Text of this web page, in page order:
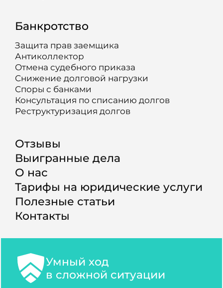
Банкротство
Защита прав заемщика
Антиколлектор
Отмена судебного приказа
Снижение долговой нагрузки
Споры с банками
Консультация по списанию долгов
Реструктуризация долгов
Отзывы
Выигранные дела
О нас
Тарифы на юридические услуги
Полезные статьи
Контакты
Умный ход
в сложной ситуации